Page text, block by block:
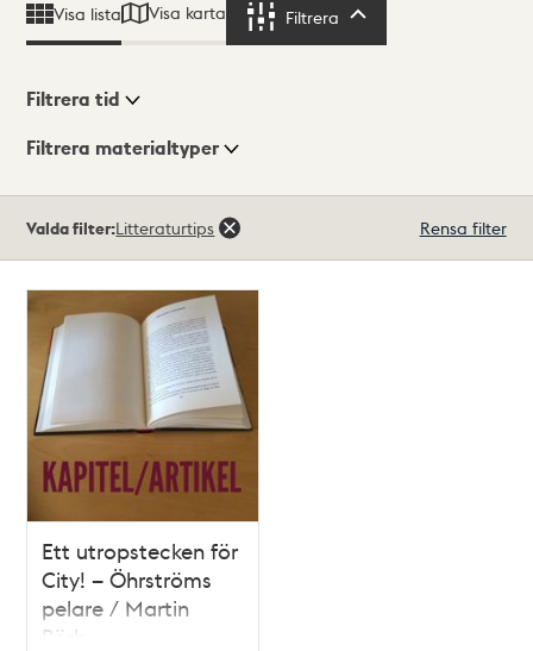
Visa lista Visa karta Filtrera
Visningsläge
Filtrera tid
Filtrera materialtyper
träffar
Valda filter:Litteraturtips Rensa filter
Ett utropstecken för
City! – Öhrströms
pelare / Martin
Rörby